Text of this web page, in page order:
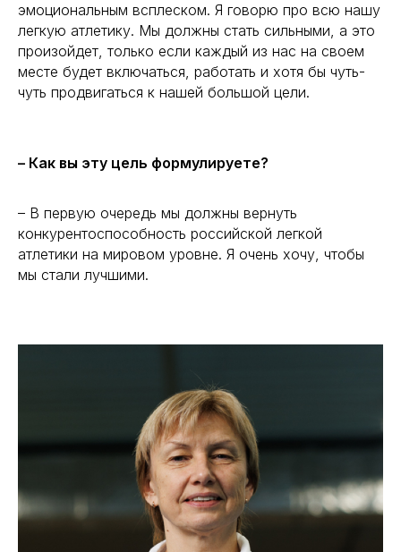
эмоциональным всплеском. Я говорю про всю нашу
легкую атлетику. Мы должны стать сильными, а это
произойдет, только если каждый из нас на своем
месте будет включаться, работать и хотя бы чуть-
чуть продвигаться к нашей большой цели.
– Как вы эту цель формулируете?
– В первую очередь мы должны вернуть
конкурентоспособность российской легкой
атлетики на мировом уровне. Я очень хочу, чтобы
мы стали лучшими.